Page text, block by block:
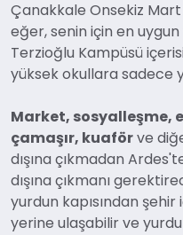
Çanakkale Onsekiz
eğer, senin için en
Terzioğlu Kampüsü
yüksek okullara sadece
Market, sosyalleşme,
çamaşır, kuaförve
dışına çıkmadan
dışına çıkmanı
yurdun kapısından
yerine ulaşabilir ve